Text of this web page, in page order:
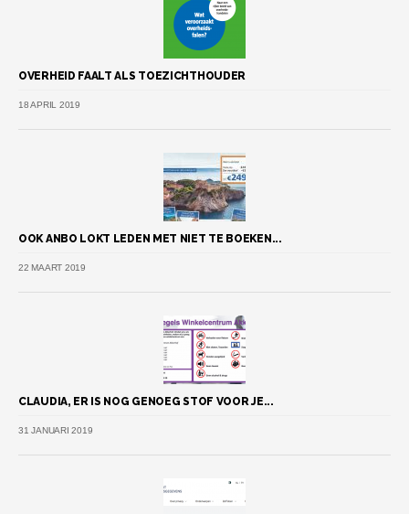
OVERHEID FAALT ALS TOEZICHTHOUDER
18 APRIL 2019
OOK ANBO LOKT LEDEN MET NIET TE BOEKEN...
22 MAART 2019
CLAUDIA, ER IS NOG GENOEG STOF VOOR JE...
31 JANUARI 2019